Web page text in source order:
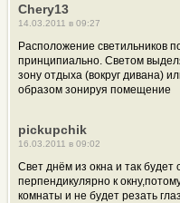
Chery13
14.03.2011 в 09:27
Расположение светильников
принципиально. Светом
зону отдыха (вокруг дивана)
образом зонируя помещение
pickupchik
16.03.2011 в 09:02
Свет днём из окна и так будет
перпендикулярно к
комнаты и не будет резать